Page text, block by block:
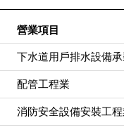
營業項目
下水道用戶排水設備
配管工程業
消防安全設備安裝工